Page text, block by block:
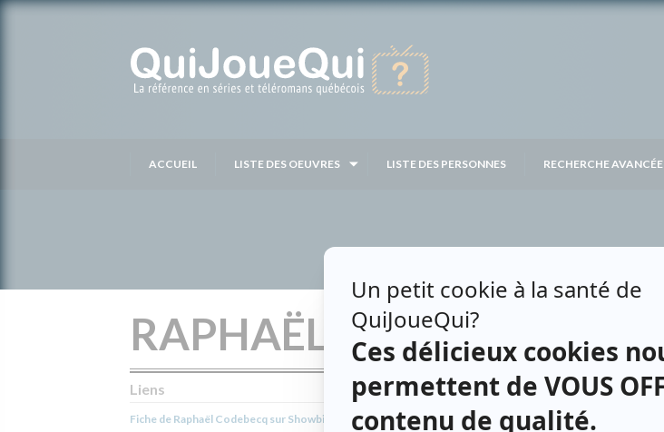
ACCUEIL LISTE DES OEUVRES LISTE DES PERSONNES RECHERCHE AVANCÉE
RAPHAËL CODEBECQ
Liens
Fiche de Raphaël Codebecq sur Showbizz.net
Contributions
Les MillimusScript-éditeur